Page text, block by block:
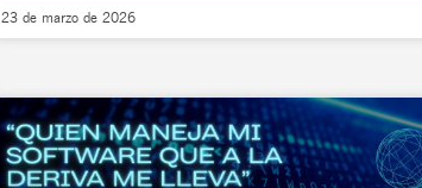
23 de marzo de 2026